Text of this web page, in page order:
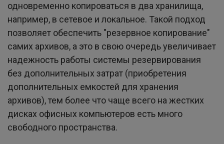
одновременно копироваться в два хранилища,
например, в сетевое и локальное. Такой подход
позволяет обеспечить "резервное копирование"
самих архивов, а это в свою очередь увеличивает
надежность работы системы резервирования
без дополнительных затрат (приобретения
дополнительных емкостей для хранения
архивов), тем более что чаще всего на жестких
дисках офисных компьютеров есть много
свободного пространства.